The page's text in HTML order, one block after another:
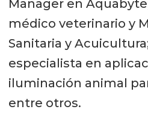
Manager en
médico veterinario y
Sanitaria y
especialista en
iluminación animal
entre otros.